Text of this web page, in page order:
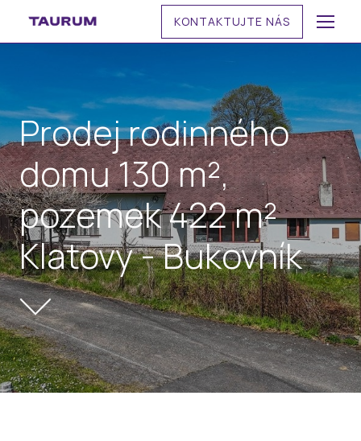
MENU
KONTAKTUJTE NÁS
Prodej rodinného
domu 130 m²,
pozemek 422 m²
Klatovy - Bukovník